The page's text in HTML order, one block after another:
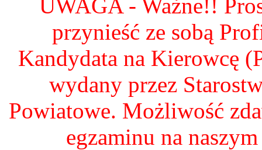
UWAGA - Ważne!!
przynieść ze sobą
Kandydata na Kierowcę
wydany przez
Powiatowe. Możliwość
egzaminu na naszym